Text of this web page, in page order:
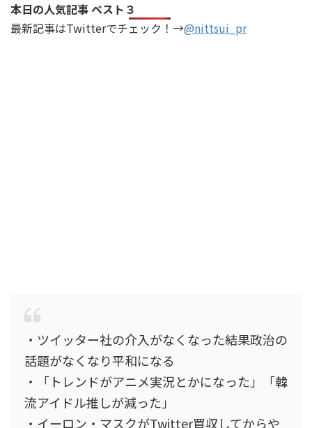
本日の人気記事 ベスト３
最新記事はTwitterでチェック！→@nittsui_pr
・ツイッター社の介入がなくなった結果政治の
話題がなくなり平和になる
・「トレンドがアニメ実況とかになった」「韓
流アイドル推しが減った」
・イーロン・マスクがTwitter買収してからや